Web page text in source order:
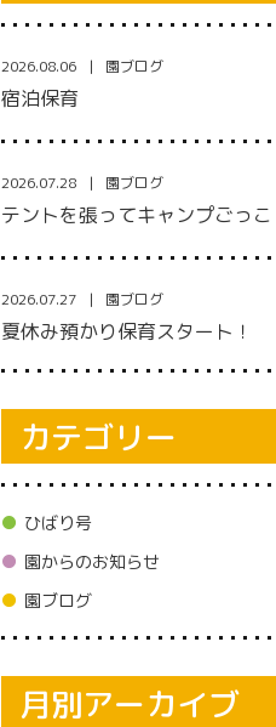
2026.08.06 園ブログ
宿泊保育
2026.07.28 園ブログ
テントを張ってキャンプごっこ
2026.07.27 園ブログ
夏休み預かり保育スタート！
カテゴリー
ひばり号
園からのお知らせ
園ブログ
月別アーカイブ